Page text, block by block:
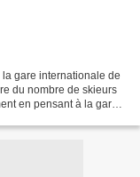
la gare internationale de
du nombre de skieurs
en pensant à la gare